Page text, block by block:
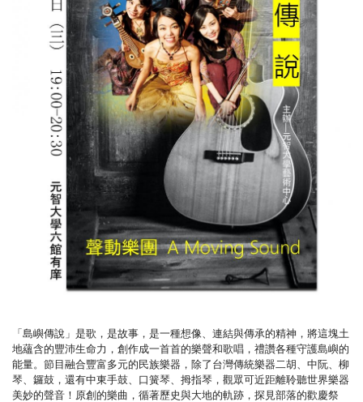
「島嶼傳說」是歌，是故事，是一種想像、連結與傳承的精神，將這塊土
地蘊含的豐沛生命力，創作成一首首的樂聲和歌唱，禮讚各種守護島嶼的
能量。節目融合豐富多元的民族樂器，除了台灣傳統樂器二胡、中阮、柳
琴、鑼鼓，還有中東手鼓、口簧琴、拇指琴，觀眾可近距離聆聽世界樂器
美妙的聲音！原創的樂曲，循著歷史與大地的軌跡，探見部落的歡慶祭